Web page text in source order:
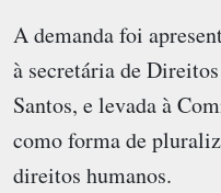
A demanda foi
à secretária de
Santos, e levada à
como forma de
direitos humanos.